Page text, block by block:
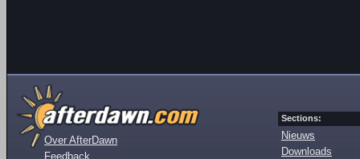
Over AfterDawn
Feedback
Sections:
Nieuws
Downloads